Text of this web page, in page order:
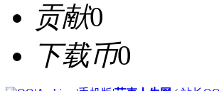
贡献0
下载币0